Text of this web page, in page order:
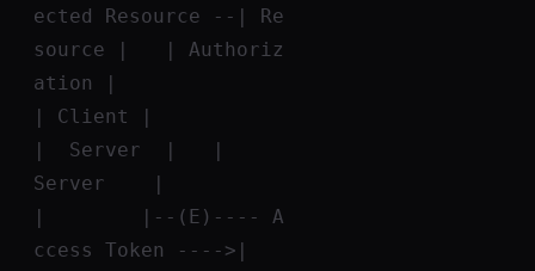
ected Resource --| Re
source |   | Authoriz
ation |
| Client |
|  Server  |   |
Server    |
|        |--(E)---- A
ccess Token ---->|